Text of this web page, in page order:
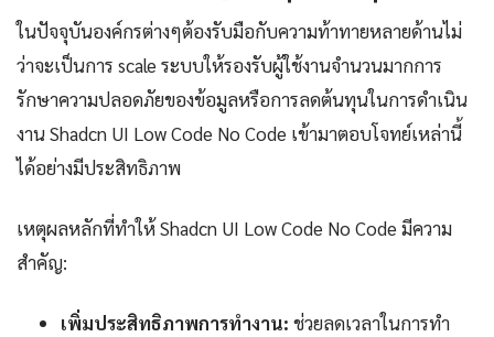
ในปัจจุบันองค์กรต่างๆต้องรับมือกับความท้าทายหลายด้านไม่
ว่าจะเป็นการ scale ระบบให้รองรับผู้ใช้งานจำนวนมากการ
รักษาความปลอดภัยของข้อมูลหรือการลดต้นทุนในการดำเนิน
งาน Shadcn UI Low Code No Code เข้ามาตอบโจทย์เหล่านี้
ได้อย่างมีประสิทธิภาพ
เหตุผลหลักที่ทำให้ Shadcn UI Low Code No Code มีความ
สำคัญ:
เพิ่มประสิทธิภาพการทำงาน: ช่วยลดเวลาในการทำ